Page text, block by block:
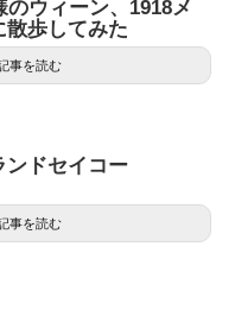
のウィーン、1918メ
散歩してみた
事を読む
ンドセイコー
事を読む